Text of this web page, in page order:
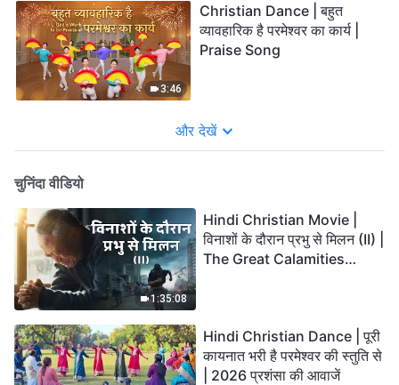
3:46
Christian Dance | बहुत
व्यावहारिक है परमेश्वर का कार्य |
Praise Song
और देखें
चुनिंदा वीडियो
1:35:08
Hindi Christian Movie |
विनाशों के दौरान प्रभु से मिलन (II) |
The Great Calamities
Hindi Christian Dance | पूरी
कायनात भरी है परमेश्वर की स्तुति से
| 2026 प्रशंसा की आवाजें